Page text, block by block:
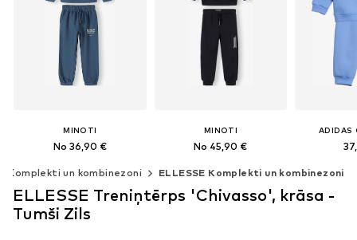
MINOTI
No 36,90 €
Pieejams daudzos izmēros
Pievienot grozam
MINOTI
No 45,90 €
Pieejams daudzos izmēros
Pievienot grozam
ADIDAS
Pieejams
Komplekti un kombinezoni ELLESSE Komplekti un kombinezoni
ELLESSE Treniņtērps 'Chivasso', krāsa -
Tumši Zils